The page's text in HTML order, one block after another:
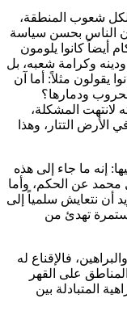
شعوب المنطقة،
الناس بحسن سياسة
أيضاً كانوا يلومون
وكرامة شعبه، بل
يقولون مثلاً: أما آن
ودمارها؟
لانتهت المشكلة،
التتار، وهذا
إنه ما جاء إلى هذه
محمد عن الحكم، وأما
أن نتعايش سلمياً إلى
تهدئ من
فالإقناع له
على القهر
المتبادلة بين